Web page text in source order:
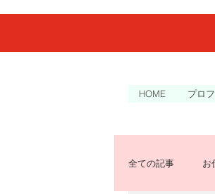
HOME プロ
全ての記事 お